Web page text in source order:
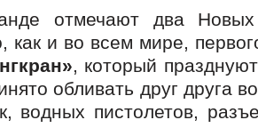
отмечают два
как и во всем мире,
, который
обливать друг друга
водных пистолетов,